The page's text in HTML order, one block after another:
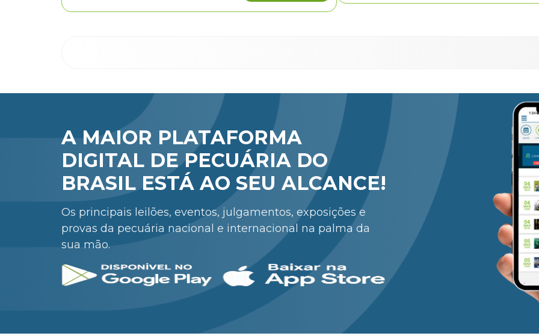
A MAIOR PLATAFORMA
DIGITAL DE PECUÁRIA DO
BRASIL ESTÁ AO SEU ALCANCE!
Os principais leilões, eventos, julgamentos, exposições e
provas da pecuária nacional e internacional na palma da
sua mão.